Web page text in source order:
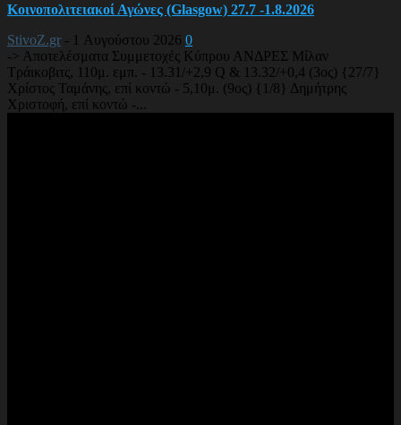
Κοινοπολιτειακοί Αγώνες (Glasgow) 27.7 -1.8.2026
StivoZ.gr - 1 Αυγούστου 2026 0
-> Αποτελέσματα Συμμετοχές Κύπρου ΑΝΔΡΕΣ Μίλαν
Τράικοβιτς, 110μ. εμπ. - 13.31/+2,9 Q & 13.32/+0,4 (3ος) {27/7}
Χρίστος Ταμάνης, επί κοντώ - 5,10μ. (9ος) {1/8} Δημήτρης
Χριστοφή, επί κοντώ -...